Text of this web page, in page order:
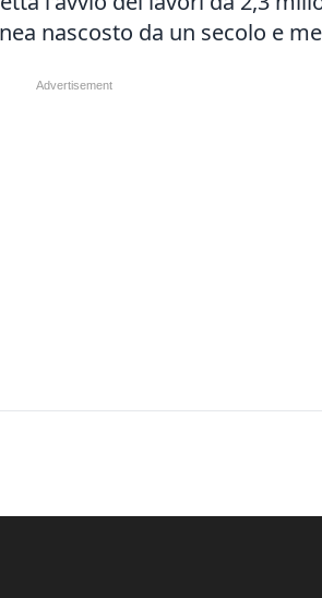
nascosto da un secolo e